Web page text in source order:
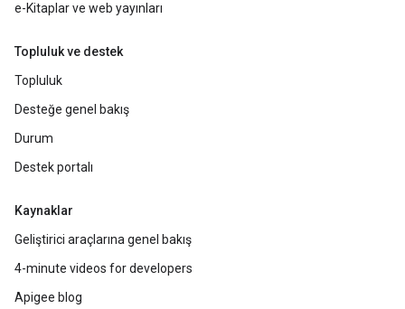
e-Kitaplar ve web yayınları
Topluluk ve destek
Topluluk
Desteğe genel bakış
Durum
Destek portalı
Kaynaklar
Geliştirici araçlarına genel bakış
4-minute videos for developers
Apigee blog